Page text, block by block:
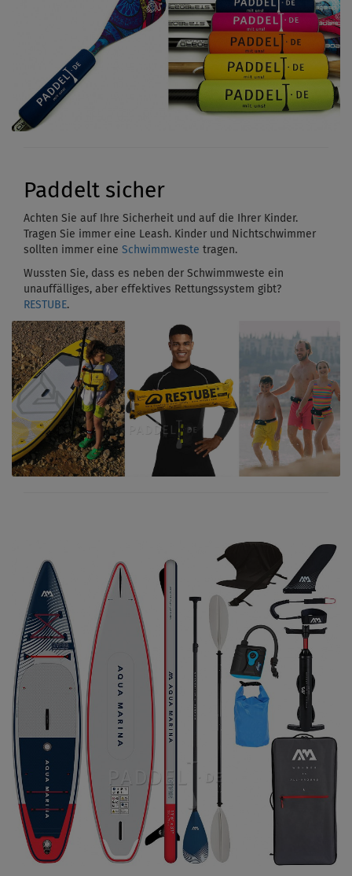
Paddelt sicher
Achten Sie auf Ihre Sicherheit und auf die Ihrer Kinder.
Tragen Sie immer eine Leash. Kinder und Nichtschwimmer
sollten immer eine Schwimmweste tragen.
Wussten Sie, dass es neben der Schwimmweste ein
unauffälliges, aber effektives Rettungssystem gibt?
RESTUBE.